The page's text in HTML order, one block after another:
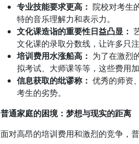
专业技能要求更高： 院校对考生
特的音乐理解力和表示力。
文化课造诣的重要性日益凸显：
文化课的录取分数线，让许多只
培训费用水涨船高： 为了在激烈
拟考试、大师课等等，这些费用
信息获取的纰谬称： 优秀的师资
考生的劣势。
普通家庭的困境：梦想与现实的距离
面对高昂的培训费用和激烈的竞争，